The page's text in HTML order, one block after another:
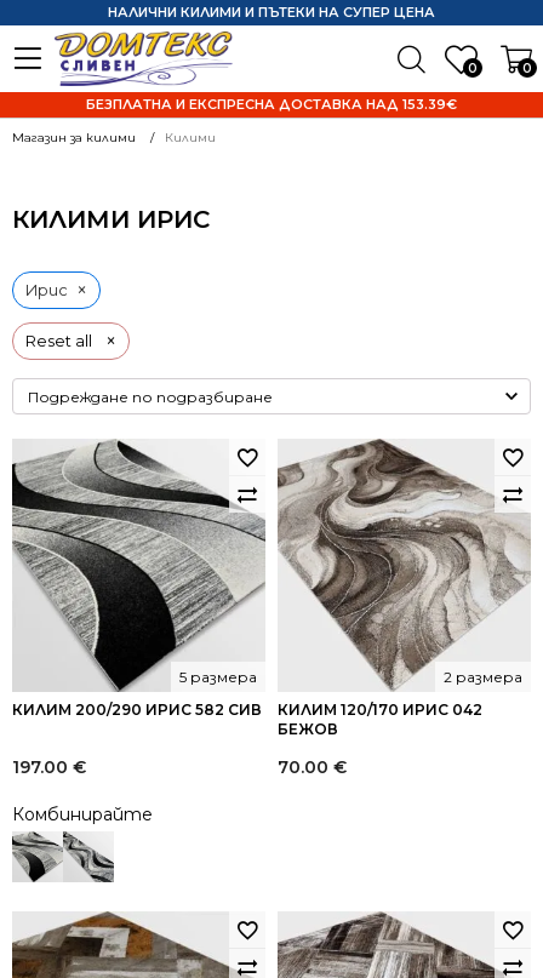
0 0
НАЛИЧНИ КИЛИМИ И ПЪТЕКИ НА СУПЕР ЦЕНА
БЕЗПЛАТНА И ЕКСПРЕСНА ДОСТАВКА НАД 153.39€
Магазин за килими Килими
КИЛИМИ ИРИС
Reset all ×
Ирис ×
КИЛИМ 200/290 ИРИС 582 СИВ
5 размера
197.00 €
Комбинирайте
КИЛИМ 120/170 ИРИС 042
БЕЖОВ
2 размера
70.00 €